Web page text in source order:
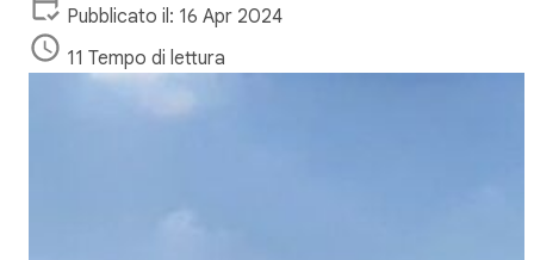
Pubblicato il: 16 Apr 2024
11 Tempo di lettura